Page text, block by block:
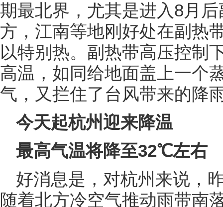
期最北界，尤其是进入8月
方，江南等地刚好处在副热
以特别热。副热带高压控制
高温，如同给地面盖上一个
气，又拦住了台风带来的降
今天起杭州迎来降温
最高气温将降至32℃左右
好消息是，对杭州来说，
随着北方冷空气推动雨带南